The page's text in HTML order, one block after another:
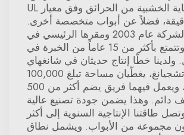
وأبواب الحماية الخشبية من الحرائق وفق معيار UL
45 دقيقة، فضلاً عن أبواب متخصصة أخرى.
تأسست الشركة عام 2003 ومقرها الرئيسي في
شانغهاي، وتتمتع بأكثر من 15 عاماً من الخبرة في
ولدينا خطّا إنتاج حديثان في شانغهاي
ومقاطعة تشجيانغ، يغطّيان مساحة تبلغ 100,000
متر مربع، ويعمل فيهما فريق يضم أكثر من 500
دائم. وهذا يضمن جودة تصنيع عالية
طاقتنا الإنتاجية السنوية إلى أكثر
مجموعة من الأبواب. ويشمل نطاق